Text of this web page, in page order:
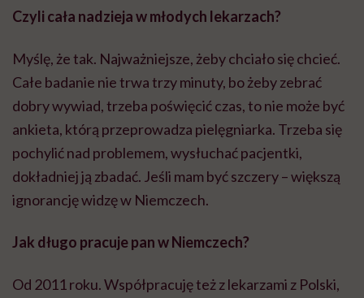
Czyli cała nadzieja w młodych lekarzach?
Myślę, że tak. Najważniejsze, żeby chciało się chcieć.
Całe badanie nie trwa trzy minuty, bo żeby zebrać
dobry wywiad, trzeba poświęcić czas, to nie może być
ankieta, którą przeprowadza pielęgniarka. Trzeba się
pochylić nad problemem, wysłuchać pacjentki,
dokładniej ją zbadać. Jeśli mam być szczery – większą
ignorancję widzę w Niemczech.
Jak długo pracuje pan w Niemczech?
Od 2011 roku. Współpracuję też z lekarzami z Polski,